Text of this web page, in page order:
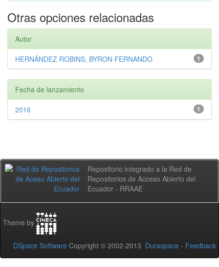
Otras opciones relacionadas
Autor
1
HERNÁNDEZ ROBINS, BYRON FERNANDO
Fecha de lanzamiento
1
2016
Repositorio integrado a la Red de
Repositorios de Acceso Abierto del
Ecuador - RRAAE
Theme by
DSpace Software Copyright © 2002-2013 Duraspace - Feedback